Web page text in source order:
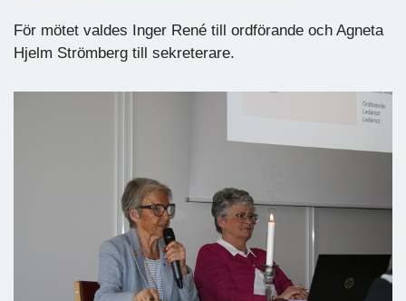
För mötet valdes Inger René till ordförande och Agneta
Hjelm Strömberg till sekreterare.